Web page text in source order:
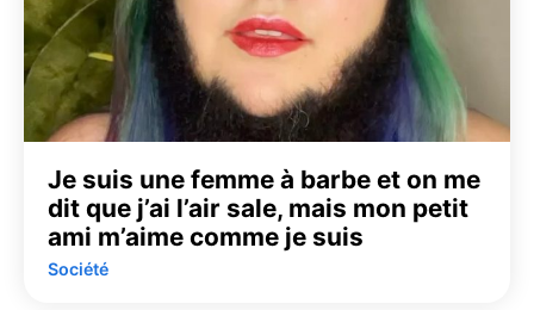
Je suis une femme à barbe et on me
dit que j’ai l’air sale, mais mon petit
ami m’aime comme je suis
Société